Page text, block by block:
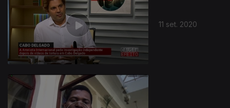
11 set. 2020